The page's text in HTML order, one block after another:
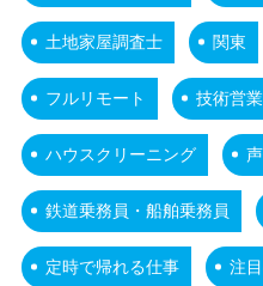
土地家屋調査士 関東
フルリモート 技術営業
ハウスクリーニング
鉄道乗務員・船舶乗務員
定時で帰れる仕事 注